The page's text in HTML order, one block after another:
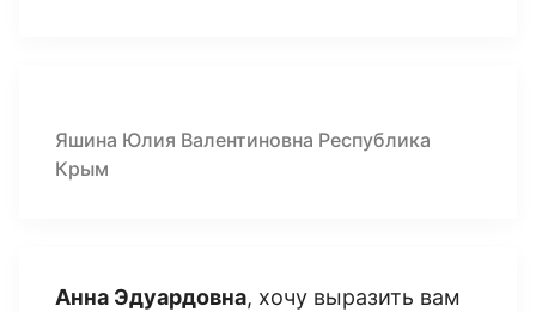
Яшина Юлия Валентиновна Республика
Крым
Анна Эдуардовна, хочу выразить вам